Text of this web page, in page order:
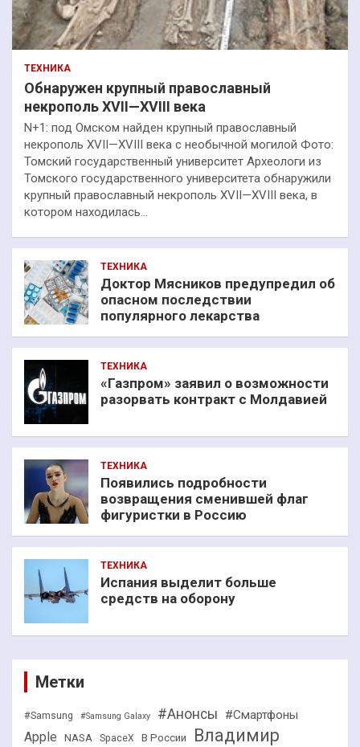
ТЕХНИКА
Обнаружен крупный православный
некрополь XVII—XVIII века
N+1: под Омском найден крупный православный
некрополь XVII—XVIII века с необычной могилой Фото:
Томский государственный университет Археологи из
Томского государственного университета обнаружили
крупный православный некрополь XVII—XVIII века, в
котором находилась…
ТЕХНИКА
Доктор Мясников предупредил об
опасном последствии
популярного лекарства
ТЕХНИКА
«Газпром» заявил о возможности
разорвать контракт с Молдавией
ТЕХНИКА
Появились подробности
возвращения сменившей флаг
фигуристки в Россию
ТЕХНИКА
Испания выделит больше
средств на оборону
Метки
#Samsung #Samsung Galaxy #Анонсы #Смартфоны
Apple NASA SpaceX В России
Владимир